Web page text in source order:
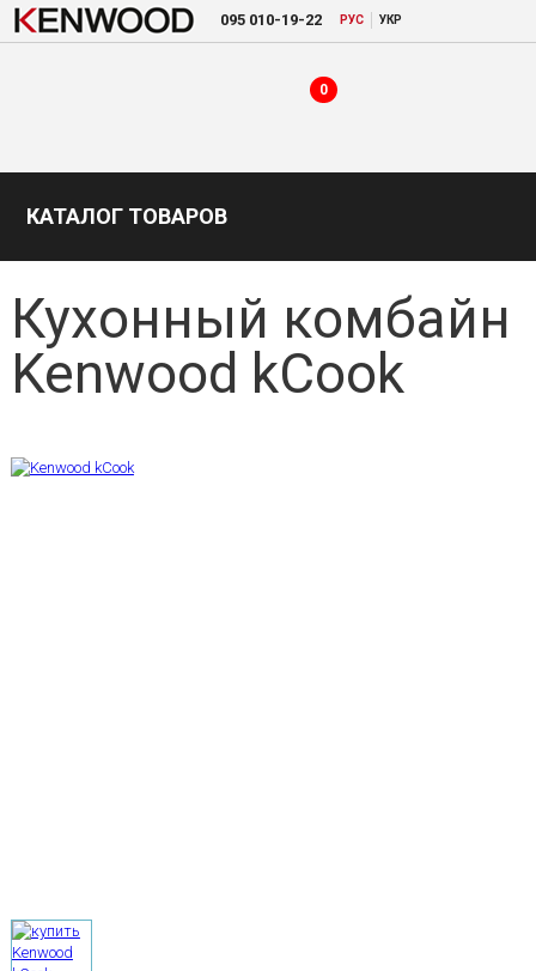
095 010-19-22 РУC | УКР
0
КАТАЛОГ ТОВАРОВ
Кухонный комбайн
Kenwood kCook